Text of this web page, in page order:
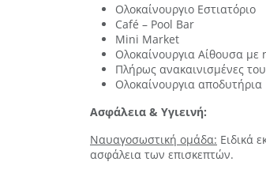
Ολοκαίνουργιο Εστιατόριο
Café – Pool Bar
Mini Market
Ολοκαίνουργια Aίθουσα με
Πλήρως ανακαινισμένες
Ολοκαίνουργια αποδυτήρια
Ασφάλεια & Υγιεινή:
Ναυαγοσωστική ομάδα: Ειδικά
ασφάλεια των επισκεπτών.